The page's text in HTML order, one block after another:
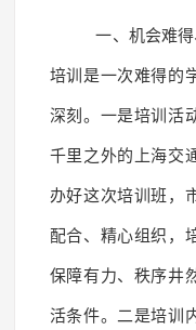
一、机会难
培训是一次难得的
深刻。一是培训活
千里之外的上海交
办好这次培训班，
配合、精心组织，
保障有力、秩序井
活条件。二是培训